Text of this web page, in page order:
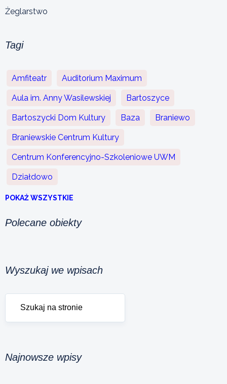
Żeglarstwo
Tagi
Amfiteatr Auditorium Maximum
Aula im. Anny Wasilewskiej Bartoszyce
Bartoszycki Dom Kultury Baza Braniewo
Braniewskie Centrum Kultury
Centrum Konferencyjno-Szkoleniowe UWM
Działdowo
POKAŻ WSZYSTKIE
Polecane obiekty
Wyszukaj we wpisach
Najnowsze wpisy